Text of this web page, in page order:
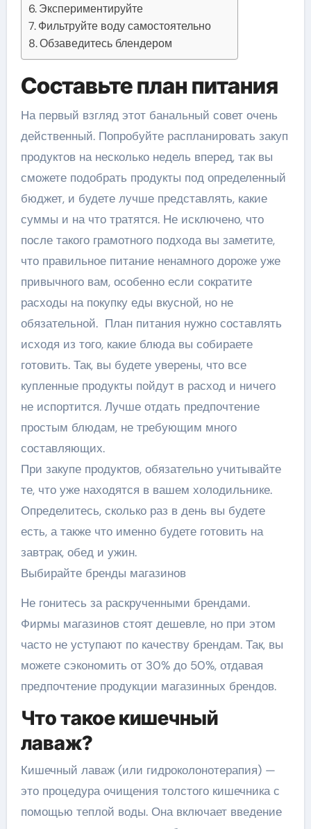
Экспериментируйте
Фильтруйте воду самостоятельно
Обзаведитесь блендером
Составьте план питания
На первый взгляд этот банальный совет очень
действенный. Попробуйте распланировать закуп
продуктов на несколько недель вперед, так вы
сможете подобрать продукты под определенный
бюджет, и будете лучше представлять, какие
суммы и на что тратятся. Не исключено, что
после такого грамотного подхода вы заметите,
что правильное питание ненамного дороже уже
привычного вам, особенно если сократите
расходы на покупку еды вкусной, но не
обязательной. План питания нужно составлять
исходя из того, какие блюда вы собираете
готовить. Так, вы будете уверены, что все
купленные продукты пойдут в расход и ничего
не испортится. Лучше отдать предпочтение
простым блюдам, не требующим много
составляющих.
При закупе продуктов, обязательно учитывайте
те, что уже находятся в вашем холодильнике.
Определитесь, сколько раз в день вы будете
есть, а также что именно будете готовить на
завтрак, обед и ужин.
Выбирайте бренды магазинов
Не гонитесь за раскрученными брендами.
Фирмы магазинов стоят дешевле, но при этом
часто не уступают по качеству брендам. Так, вы
можете сэкономить от 30% до 50%, отдавая
предпочтение продукции магазинных брендов.
Что такое кишечный
лаваж?
Кишечный лаваж (или гидроколонотерапия) —
это процедура очищения толстого кишечника с
помощью теплой воды. Она включает введение